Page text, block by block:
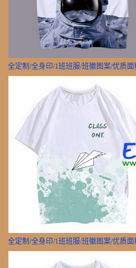
全定制/全身印/1班班服/班徽图案/优质
全定制/全身印/1班班服/班徽图案/优质